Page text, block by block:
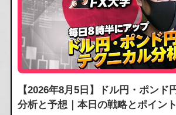
【2026年8月5日】ドル円・ポンド
分析と予想｜本日の戦略とポイント